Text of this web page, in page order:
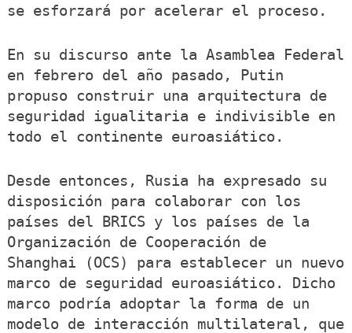
se esforzará por acelerar el proceso.
En su discurso ante la Asamblea Federal
en febrero del año pasado, Putin
propuso construir una arquitectura de
seguridad igualitaria e indivisible en
todo el continente euroasiático.
Desde entonces, Rusia ha expresado su
disposición para colaborar con los
países del BRICS y los países de la
Organización de Cooperación de
Shanghai (OCS) para establecer un nuevo
marco de seguridad euroasiático. Dicho
marco podría adoptar la forma de un
modelo de interacción multilateral, que